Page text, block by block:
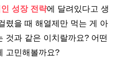
성장 전략에 달려있다고 생
렸을 때 해열제만 먹는 게 아
것과 같은 이치랄까요? 어떤
고민해볼까요?